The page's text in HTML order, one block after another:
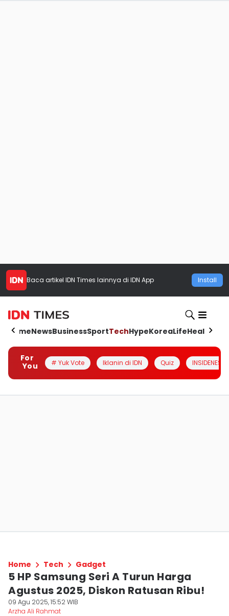
Baca artikel IDN Times lainnya di IDN App Install
HomeNewsBusinessSportTechHypeKoreaLifeHealth
For
You
# Yuk Vote Iklanin di IDN Quiz INSIDENESIA
Home Tech Gadget
5 HP Samsung Seri A Turun Harga
Agustus 2025, Diskon Ratusan Ribu!
09 Agu 2025, 15:52 WIB
Arzha Ali Rahmat